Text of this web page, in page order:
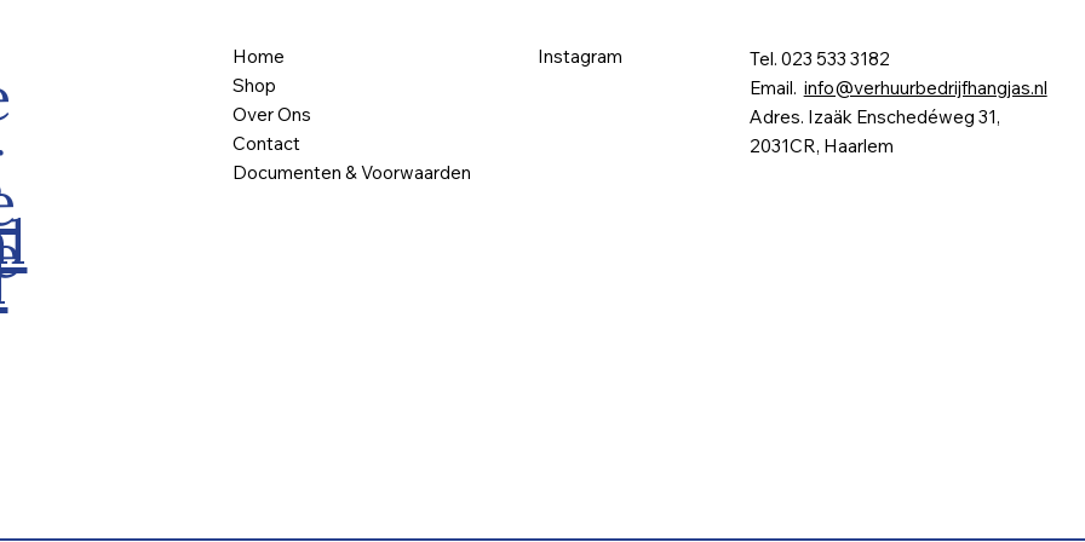
Home
Shop
Over Ons
Contact
Documenten & Voorwaarden
Instagram
Tel. 023 533 3182
Email. info@verhuurbedrijfhangjas.nl
Adres. Izaäk Enschedéweg 31,
2031CR, Haarlem